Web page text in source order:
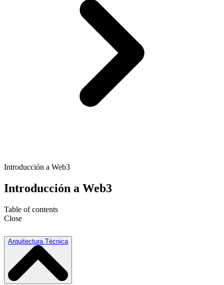
Introducción a Web3
Introducción a Web3
Table of contents
Close
Arquitectura Técnica